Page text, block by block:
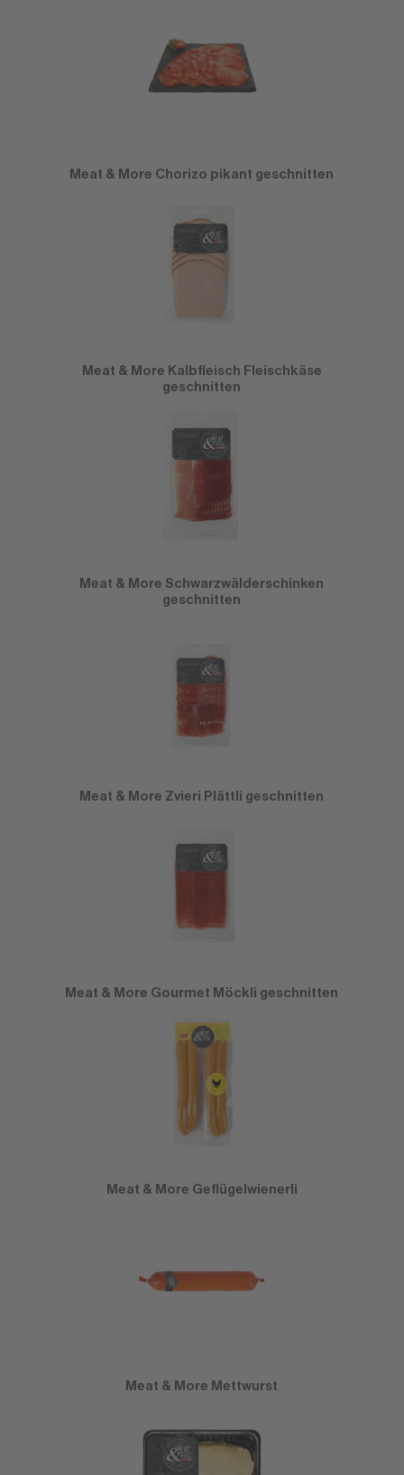
Meat & More Chorizo pikant geschnitten
Meat & More Kalbfleisch Fleischkäse
geschnitten
Meat & More Schwarzwälderschinken
geschnitten
Meat & More Zvieri Plättli geschnitten
Meat & More Gourmet Möckli geschnitten
Meat & More Geflügelwienerli
Meat & More Mettwurst